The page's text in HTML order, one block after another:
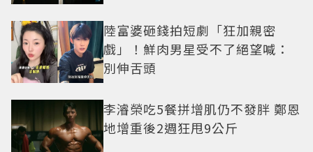
陸富婆砸錢拍短劇「狂加親密
戲」！鮮肉男星受不了絕望喊：
別伸舌頭
李濬榮吃5餐拼增肌仍不發胖 鄭恩
地增重後2週狂甩9公斤